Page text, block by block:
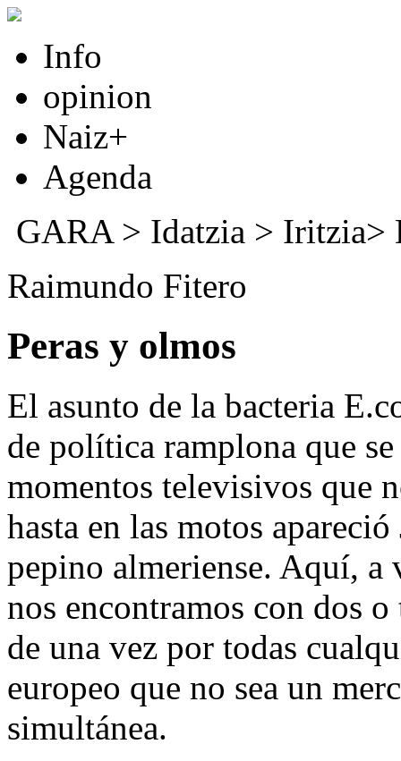
Info
opinion
Naiz+
Agenda
GARA> Idatzia > Iritzia>
Raimundo Fitero
Peras y olmos
El asunto de la bacteria
de política ramplona que
momentos televisivos que
hasta en las motos
pepino almeriense. Aquí, a
nos encontramos con dos
de una vez por todas
europeo que no sea un
simultánea.